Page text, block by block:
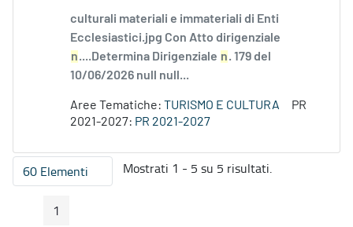
culturali materiali e immateriali di Enti
Ecclesiastici.jpg Con Atto dirigenziale
n....Determina Dirigenziale n. 179 del
10/06/2026 null null...
Aree Tematiche: TURISMO E CULTURA
PR
2021-2027: PR 2021-2027
60 ElementiPer pagina
Mostrati 1 - 5 su 5 risultati.
Pagina Precedente
Pagina
1